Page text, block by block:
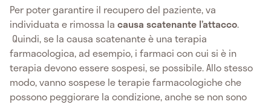
Per poter garantire il recupero del paziente, va
individuata e rimossa la causa scatenante l’attacco.
Quindi, se la causa scatenante è una terapia
farmacologica, ad esempio, i farmaci con cui si è in
terapia devono essere sospesi, se possibile. Allo stesso
modo, vanno sospese le terapie farmacologiche che
possono peggiorare la condizione, anche se non sono